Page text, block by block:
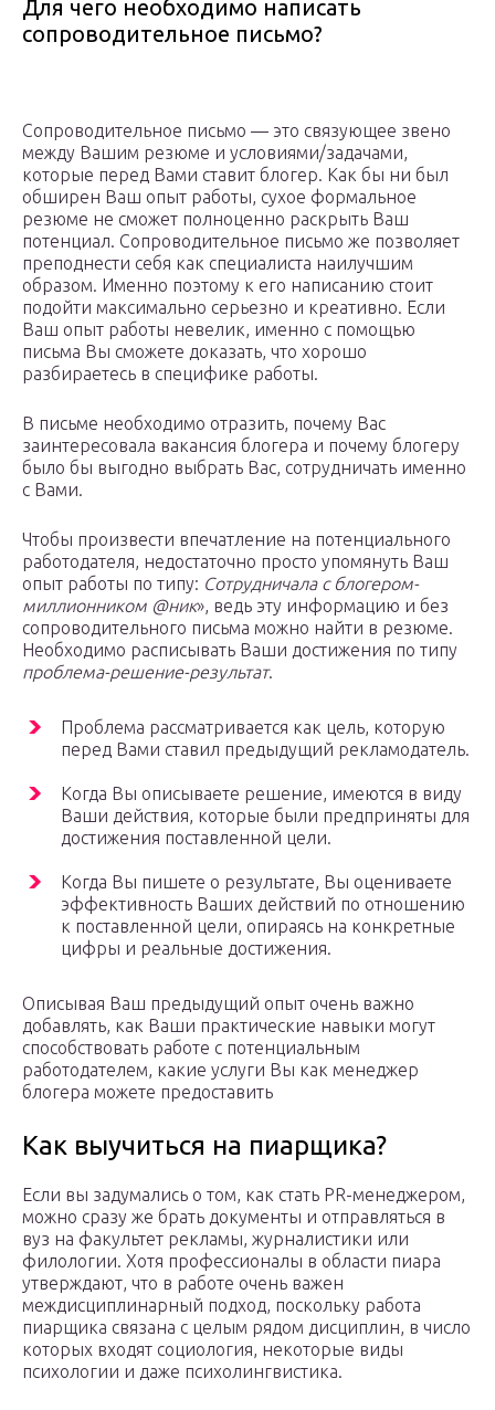
Для чего необходимо написать
сопроводительное письмо?
Сопроводительное письмо — это связующее звено
между Вашим резюме и условиями/задачами,
которые перед Вами ставит блогер. Как бы ни был
обширен Ваш опыт работы, сухое формальное
резюме не сможет полноценно раскрыть Ваш
потенциал. Сопроводительное письмо же позволяет
преподнести себя как специалиста наилучшим
образом. Именно поэтому к его написанию стоит
подойти максимально серьезно и креативно. Если
Ваш опыт работы невелик, именно с помощью
письма Вы сможете доказать, что хорошо
разбираетесь в специфике работы.
В письме необходимо отразить, почему Вас
заинтересовала вакансия блогера и почему блогеру
было бы выгодно выбрать Вас, сотрудничать именно
с Вами.
Чтобы произвести впечатление на потенциального
работодателя, недостаточно просто упомянуть Ваш
опыт работы по типу: Сотрудничала с блогером-
миллионником @ник», ведь эту информацию и без
сопроводительного письма можно найти в резюме.
Необходимо расписывать Ваши достижения по типу
проблема-решение-результат.
Проблема рассматривается как цель, которую
перед Вами ставил предыдущий рекламодатель.
Когда Вы описываете решение, имеются в виду
Ваши действия, которые были предприняты для
достижения поставленной цели.
Когда Вы пишете о результате, Вы оцениваете
эффективность Ваших действий по отношению
к поставленной цели, опираясь на конкретные
цифры и реальные достижения.
Описывая Ваш предыдущий опыт очень важно
добавлять, как Ваши практические навыки могут
способствовать работе с потенциальным
работодателем, какие услуги Вы как менеджер
блогера можете предоставить
Как выучиться на пиарщика?
Если вы задумались о том, как стать PR-менеджером,
можно сразу же брать документы и отправляться в
вуз на факультет рекламы, журналистики или
филологии. Хотя профессионалы в области пиара
утверждают, что в работе очень важен
междисциплинарный подход, поскольку работа
пиарщика связана с целым рядом дисциплин, в число
которых входят социология, некоторые виды
психологии и даже психолингвистика.